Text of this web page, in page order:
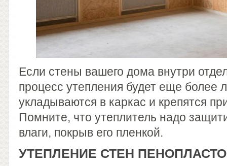
Если стены вашего дома внутри
процесс утепления будет еще более
укладываются в каркас и крепятся
Помните, что утеплитель надо
влаги, покрыв его пленкой.
УТЕПЛЕНИЕ СТЕН